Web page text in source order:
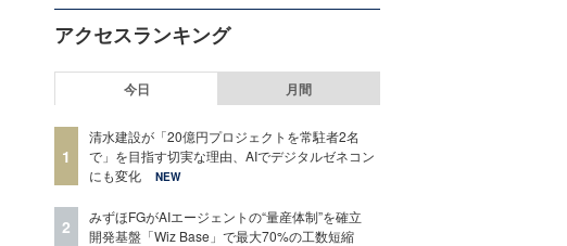
アクセスランキング
今日 月間
1
清水建設が「20億円プロジェクトを常駐者2名
で」を目指す切実な理由、AIでデジタルゼネコン
にも変化
NEW
2
みずほFGがAIエージェントの“量産体制”を確立
開発基盤「Wiz Base」で最大70%の工数短縮